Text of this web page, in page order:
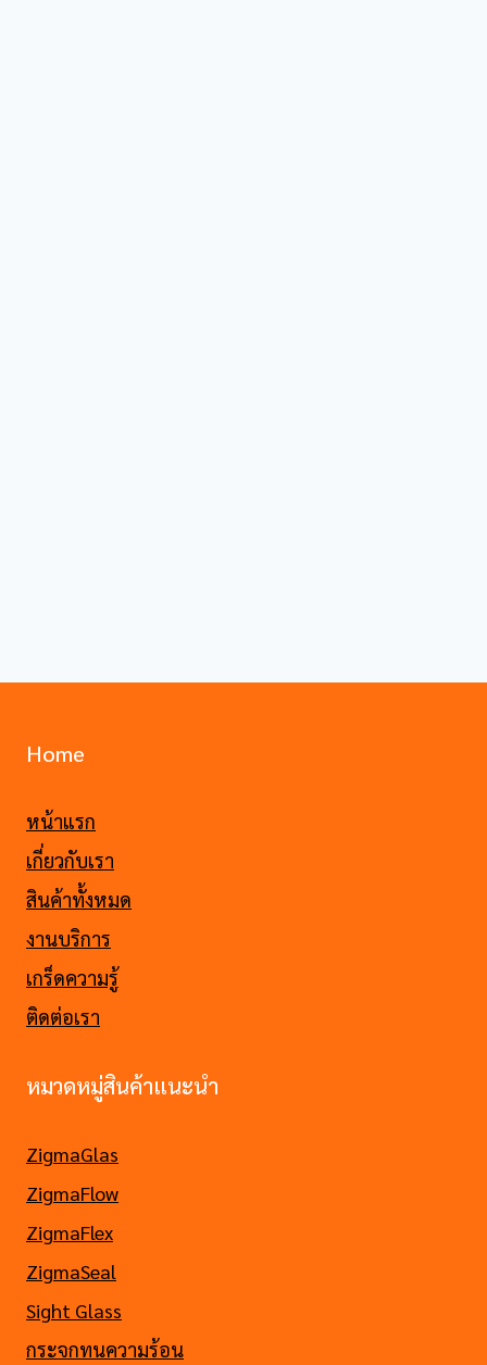
Home
หน้าแรก
เกี่ยวกับเรา
สินค้าทั้งหมด
งานบริการ
เกร็ดความรู้
ติดต่อเรา
หมวดหมู่สินค้าแนะนำ
ZigmaGlas
ZigmaFlow
ZigmaFlex
ZigmaSeal
Sight Glass
กระจกทนความร้อน